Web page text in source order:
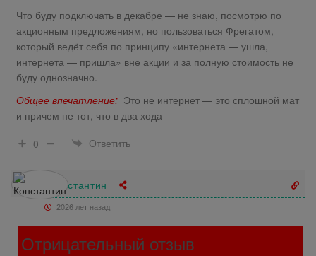
Что буду подключать в декабре — не знаю, посмотрю по
акционным предложениям, но пользоваться Фрегатом,
который ведёт себя по принципу «интернета — ушла,
интернета — пришла» вне акции и за полную стоимость не
буду однозначно.
Общее впечатление: Это не интернет — это сплошной мат
и причем не тот, что в два хода
0
Ответить
Константин
2026 лет назад
Отрицательный отзыв